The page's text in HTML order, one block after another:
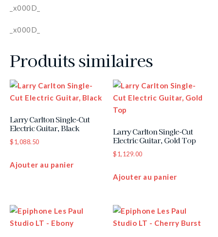
_x000D_
_x000D_
Produits similaires
Larry Carlton Single-Cut
Electric Guitar, Black
$1,088.50
Ajouter au panier
Larry Carlton Single-Cut
Electric Guitar, Gold Top
$1,129.00
Ajouter au panier